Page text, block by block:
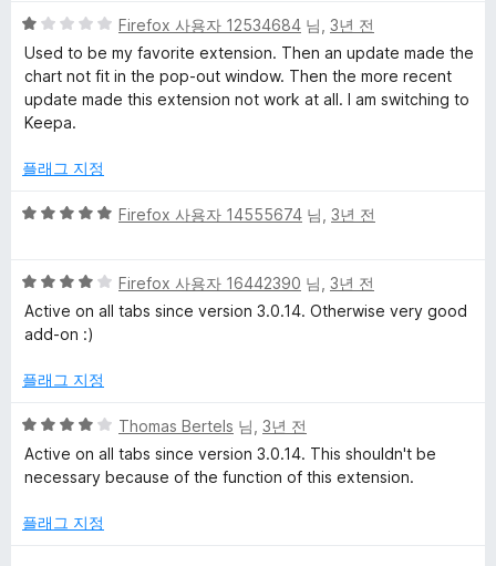
점
점
에
5
점
5
점
만
점
에
점
Firefox 사용자 12534684 님, 3년 전
Used to be my favorite extension. Then an update made the
chart not fit in the pop-out window. Then the more recent
update made this extension not work at all. I am switching to
Keepa.
플래그 지정
5
점
에
5
Firefox 사용자 14555674 님, 3년 전
5
점
만
에
점
Firefox 사용자 16442390 님, 3년 전
Active on all tabs since version 3.0.14. Otherwise very good
add-on :)
플래그 지정
5
점
만
에
Thomas Bertels 님, 3년 전
Active on all tabs since version 3.0.14. This shouldn't be
necessary because of the function of this extension.
플래그 지정